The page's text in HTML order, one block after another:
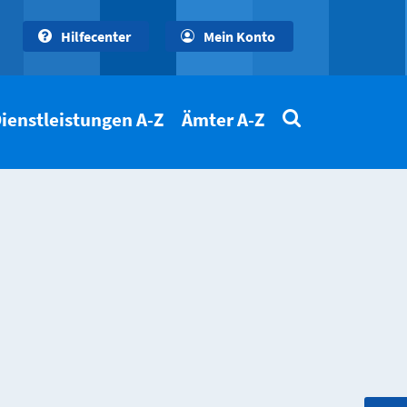
Hilfecenter Mein Konto
A-Z Ämter A-Z